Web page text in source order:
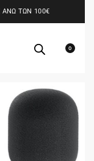
ΑΝΩ ΤΩΝ 100€
0